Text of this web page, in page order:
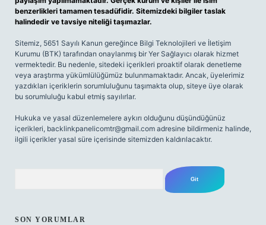
benzerlikleri tamamen tesadüfidir. Sitemizdeki bilgiler taslak
halindedir ve tavsiye niteliği taşımazlar.
Sitemiz, 5651 Sayılı Kanun gereğince Bilgi Teknolojileri ve İletişim
Kurumu (BTK) tarafından onaylanmış bir Yer Sağlayıcı olarak hizmet
vermektedir. Bu nedenle, sitedeki içerikleri proaktif olarak denetleme
veya araştırma yükümlülüğümüz bulunmamaktadır. Ancak, üyelerimiz
yazdıkları içeriklerin sorumluluğunu taşımakta olup, siteye üye olarak
bu sorumluluğu kabul etmiş sayılırlar.
Hukuka ve yasal düzenlemelere aykırı olduğunu düşündüğünüz
içerikleri, backlinkpanelicomtr@gmail.com adresine bildirmeniz halinde,
ilgili içerikler yasal süre içerisinde sitemizden kaldırılacaktır.
SON YORUMLAR